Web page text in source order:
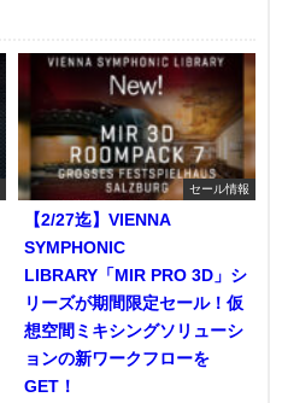
セール情報
【2/27迄】VIENNA
SYMPHONIC
LIBRARY「MIR PRO 3D」シ
リーズが期間限定セール！仮
想空間ミキシングソリューシ
ョンの新ワークフローを
GET！